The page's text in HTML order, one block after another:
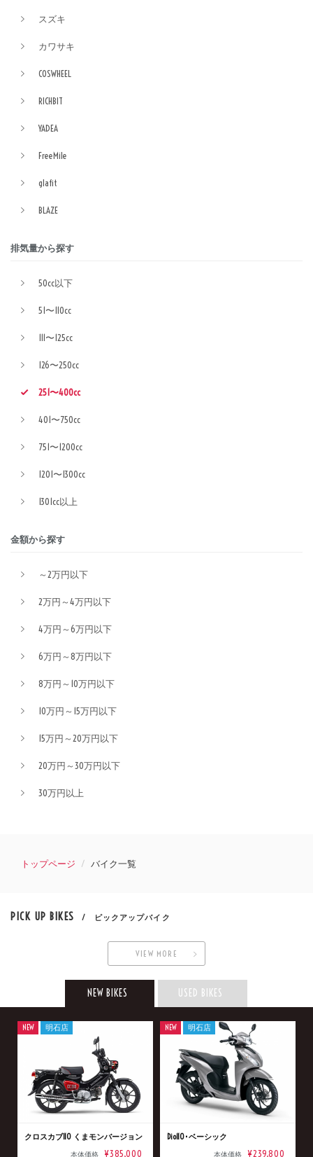
スズキ
カワサキ
COSWHEEL
RICHBIT
YADEA
FreeMile
glafit
BLAZE
排気量から探す
50cc以下
51〜110cc
111〜125cc
126〜250cc
251〜400cc
401〜750cc
751〜1200cc
1201〜1300cc
1301cc以上
金額から探す
～2万円以下
2万円～4万円以下
4万円～6万円以下
6万円～8万円以下
8万円～10万円以下
10万円～15万円以下
15万円～20万円以下
20万円～30万円以下
30万円以上
トップページ バイク一覧
PICK UP BIKES / ピックアップバイク
VIEW MORE
NEW BIKES USED BIKES
クロスカブ110 くまモンバージョン
本体価格 ¥385,000
NEW 明石店
Dio110･ベーシック
本体価格 ¥239,800
NEW 明石店